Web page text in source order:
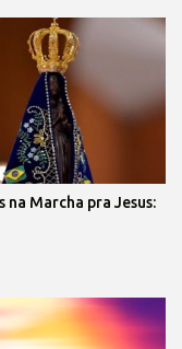
Marcha pra Jesus: